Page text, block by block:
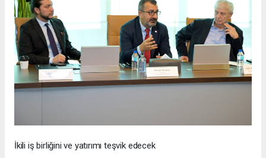
İkili iş birliğini ve yatırımı teşvik edecek